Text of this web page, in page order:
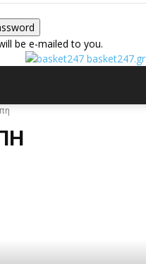
be e-mailed to you.
basket247.gr